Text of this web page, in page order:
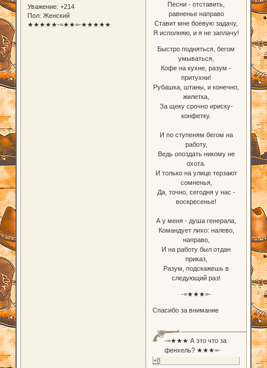
Уважение: +214
Пол: Женский
★★★★★-=★★=-★★★★★
Песни - отставить,
равненье направо
Ставит мне боевую задачу,
Я исполняю, и я не заплачу!
Быстро подняться, бегом
умываться,
Кофе на кухне, разум -
притухни!
Рубашка, штаны, и конечно,
жилетка,
За щеку срочно ириску-
конфетку.
И по ступеням бегом на
работу,
Ведь опоздать никому не
охота.
И только на улице терзают
сомненья,
Да, точно, сегодня у нас -
воскресенье!
А у меня - душа генерала,
Командует лихо: налево,
направо,
И на работу был отдан
приказ,
Разум, подскажешь в
следующий раз!
-=★★★=-
Спасибо за внимание
-=★★★ А это что за
фенхель? ★★★=-
+8